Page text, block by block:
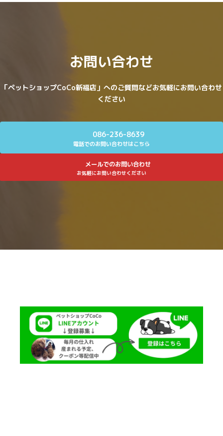
お問い合わせ
「ペットショップCoCo新福店」へのご質問などお気軽にお問い合わせ
ください
086-236-8639
電話でのお問い合わせはこちら
メールでのお問い合わせ
お気軽にお問い合わせください